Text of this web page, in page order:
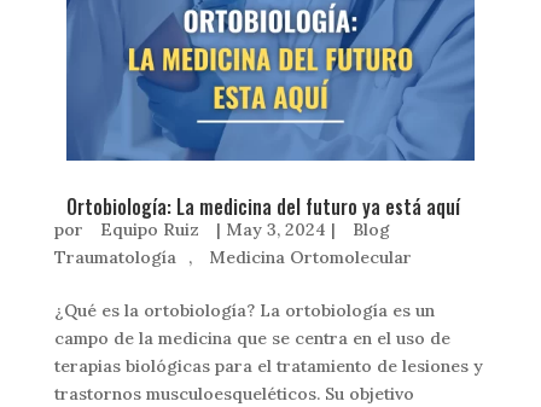
Ortobiología: La medicina del futuro ya está aquí
por Equipo Ruiz | May 3, 2024 |
Blog
Traumatología
, Medicina Ortomolecular
¿Qué es la ortobiología? La ortobiología es un
campo de la medicina que se centra en el uso de
terapias biológicas para el tratamiento de lesiones y
trastornos musculoesqueléticos. Su objetivo